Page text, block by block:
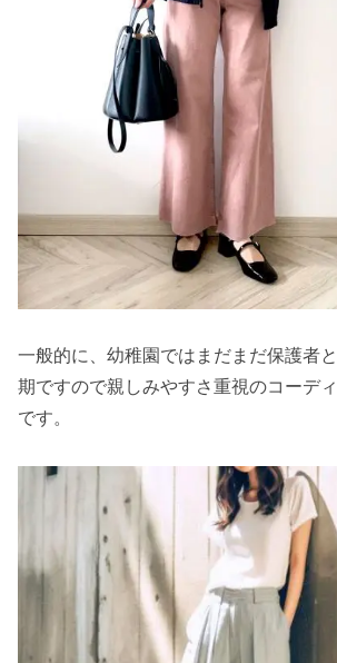
一般的に、幼稚園ではまだまだ保護者
期ですので親しみやすさ重視のコーデ
です。